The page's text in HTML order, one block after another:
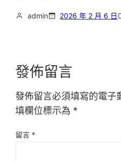
admin 2026 年 2 月 6 日
發佈留言
發佈留言必須填寫的電子
填欄位標示為 *
留言 *